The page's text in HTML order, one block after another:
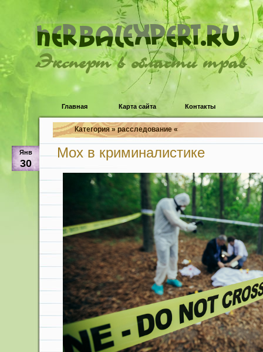
Эксперт в области трав
Главная Карта сайта Контакты
Категория » расследование «
Янв
30
Мох в криминалистике